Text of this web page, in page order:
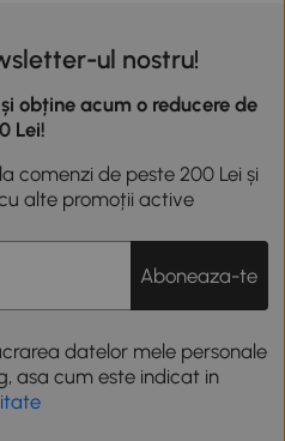
ul nostru!
obține acum o reducere de
Lei!
comenzi de peste 200 Lei și
alte promoții active
Aboneaza-te
datelor mele personale
asa cum este indicat in